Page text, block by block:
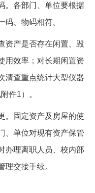
。各部门、单位要根据
、物码相符。
资产是否存在闲置、毁
用效率；对长期闲置资
清查重点统计大型仪器
件1）。
。固定资产及房屋的使
、单位对现有资产保管
办理离职人员、校内部
理交接手续。